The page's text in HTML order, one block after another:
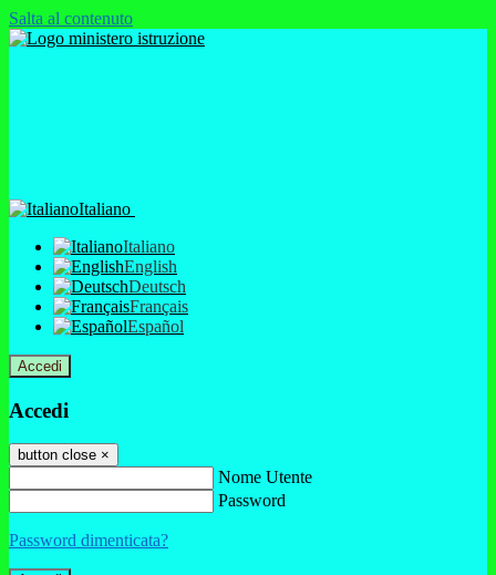
Salta al contenuto
Italiano
Italiano
English
Deutsch
Français
Español
Accedi
Accedi
button close ×
Nome Utente
Password
Password dimenticata?